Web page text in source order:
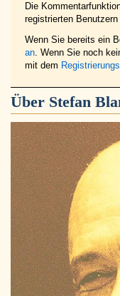
Die
registrierten
Wenn Sie bereits ein
an. Wenn Sie noch
mit dem
Über Stefan